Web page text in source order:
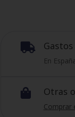

En
 Otras
Comprar